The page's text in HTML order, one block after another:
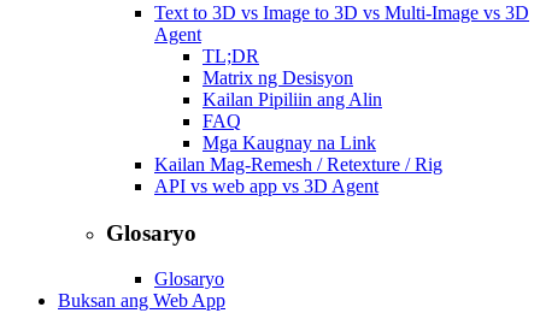
Text to 3D vs Image to 3D vs Multi-Image vs 3D
Agent
TL;DR
Matrix ng Desisyon
Kailan Pipiliin ang Alin
FAQ
Mga Kaugnay na Link
Kailan Mag-Remesh / Retexture / Rig
API vs web app vs 3D Agent
Glosaryo
Glosaryo
Buksan ang Web App